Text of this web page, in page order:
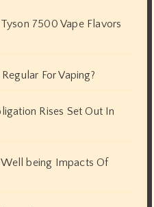
7500 Vape Flavors
For Vaping?
Rises Set Out In
being Impacts Of